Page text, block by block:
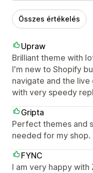
Összes értékelés
Upraw
Brilliant theme with
I'm new to Shopify
navigate and the
with very speedy
Gripta
Perfect themes and
needed for my shop.
FYNC
I am very happy